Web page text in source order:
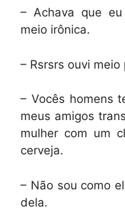
– Achava que
meio irônica.
– Rsrsrs ouvi
– Vocês homens
meus amigos
mulher com um
cerveja.
– Não sou como
dela.